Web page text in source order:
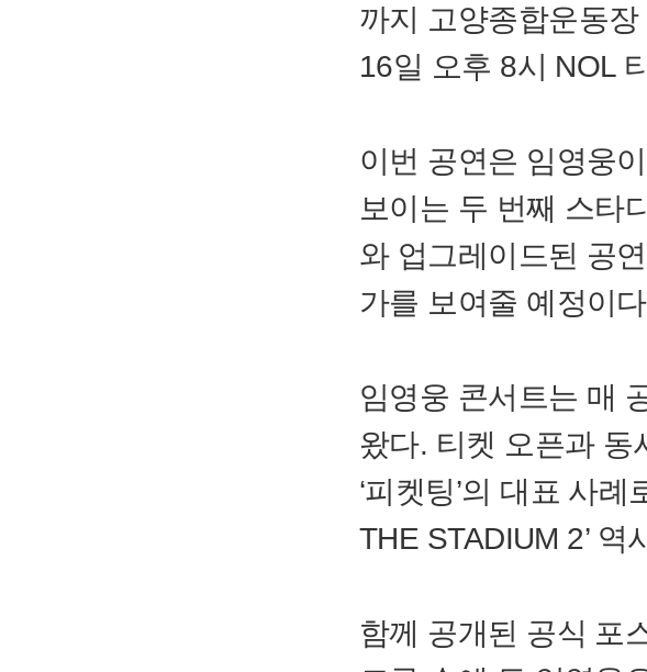
까지 고양종합운동
16일 오후 8시 NOL
이번 공연은 임영웅
보이는 두 번째 스타
와 업그레이드된 공
가를 보여줄 예정이
임영웅 콘서트는 매
왔다. 티켓 오픈과 동
‘피켓팅’의 대표 사
THE STADIUM 2’
함께 공개된 공식 포